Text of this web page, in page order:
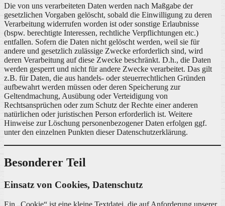
Die von uns verarbeiteten Daten werden nach Maßgabe der
gesetzlichen Vorgaben gelöscht, sobald die Einwilligung zu deren
Verarbeitung widerrufen worden ist oder sonstige Erlaubnisse
(bspw. berechtigte Interessen, rechtliche Verpflichtungen etc.)
entfallen. Sofern die Daten nicht gelöscht werden, weil sie für
andere und gesetzlich zulässige Zwecke erforderlich sind, wird
deren Verarbeitung auf diese Zwecke beschränkt. D.h., die Daten
werden gesperrt und nicht für andere Zwecke verarbeitet. Das gilt
z.B. für Daten, die aus handels- oder steuerrechtlichen Gründen
aufbewahrt werden müssen oder deren Speicherung zur
Geltendmachung, Ausübung oder Verteidigung von
Rechtsansprüchen oder zum Schutz der Rechte einer anderen
natürlichen oder juristischen Person erforderlich ist. Weitere
Hinweise zur Löschung personenbezogener Daten erfolgen ggf.
unter den einzelnen Punkten dieser Datenschutzerklärung.
Besonderer Teil
Einsatz von Cookies, Datenschutz
Ein „Cookie“ ist eine kleine Textdatei, die auf Anforderung unserer